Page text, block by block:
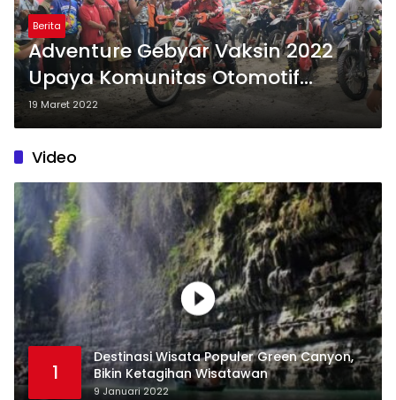
Berita
Adventure Gebyar Vaksin 2022
Upaya Komunitas Otomotif
Pangandaran Promosikan
Pariwisata
19 Maret 2022
Video
1
Destinasi Wisata Populer Green Canyon,
Bikin Ketagihan Wisatawan
9 Januari 2022